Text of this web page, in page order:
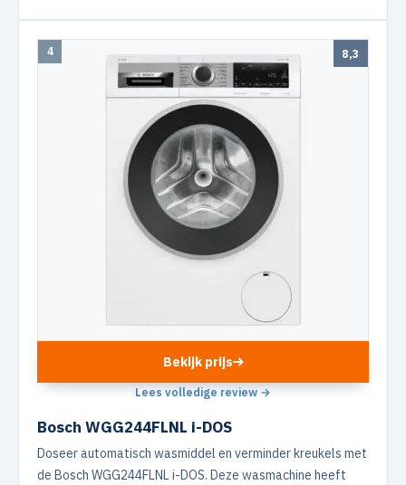
4 8,3
Bekijk prijs
Lees volledige review →
Bosch WGG244FLNL i-DOS
Doseer automatisch wasmiddel en verminder kreukels met
de Bosch WGG244FLNL i-DOS. Deze wasmachine heeft